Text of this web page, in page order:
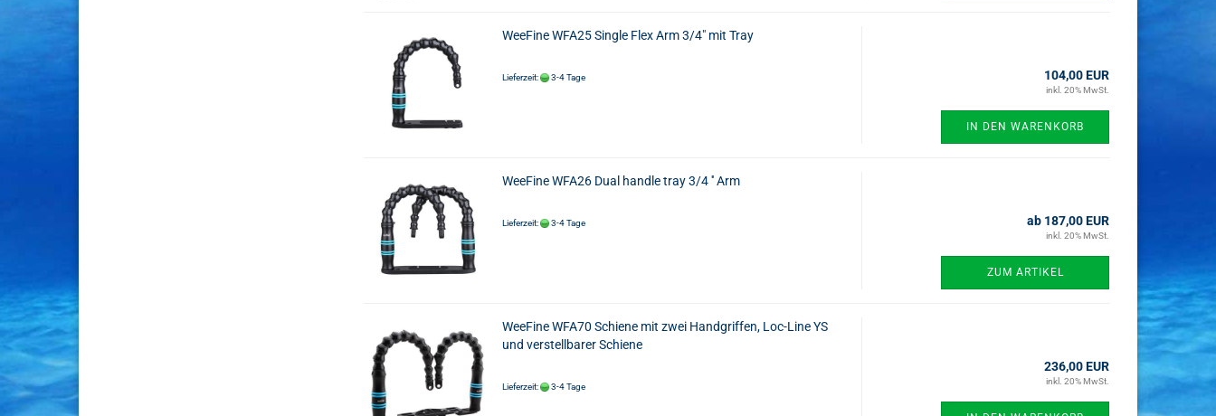
WeeFine WFA25 Single Flex Arm 3/4" mit Tray
Lieferzeit: 3-4 Tage 104,00 EUR
inkl. 20% MwSt.
IN DEN WARENKORB
WeeFine WFA26 Dual handle tray 3/4 '' Arm
Lieferzeit: 3-4 Tage ab 187,00 EUR
inkl. 20% MwSt.
ZUM ARTIKEL
WeeFine WFA70 Schiene mit zwei Handgriffen, Loc-Line YS
und verstellbarer Schiene
Lieferzeit: 3-4 Tage
236,00 EUR
inkl. 20% MwSt.